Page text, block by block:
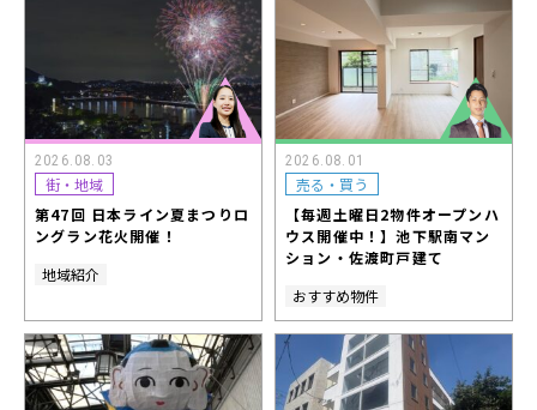
2026.08.03
街・地域
第47回 日本ライン夏まつりロ
ングラン花火開催！
地域紹介
2026.08.01
売る・買う
【毎週土曜日2物件オープンハ
ウス開催中！】池下駅南マン
ション・佐渡町戸建て
おすすめ物件